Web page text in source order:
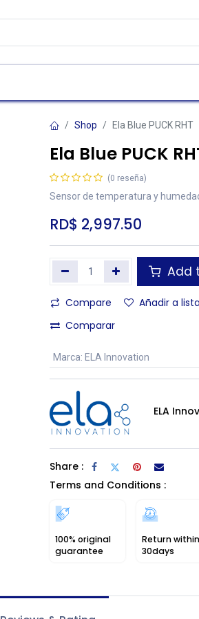
Shop Ela Blue PUCK RHT
Ela Blue PUCK
(0 reseña)
Sensor de temperatura y
RD$ 2,997.50
Add
Compare
Añadir a
Comparar
Marca: ELA Innovation
ELA
Share :
Terms and Conditions :
100% original
guarantee
Return within
30days